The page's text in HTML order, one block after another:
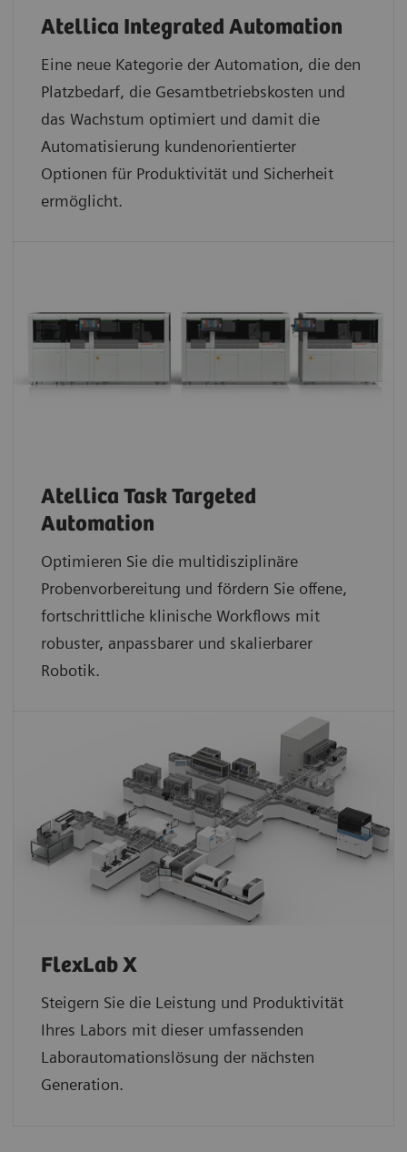
Atellica Integrated Automation
Eine neue Kategorie der Automation, die den
Platzbedarf, die Gesamtbetriebskosten und
das Wachstum optimiert und damit die
Automatisierung kundenorientierter
Optionen für Produktivität und Sicherheit
ermöglicht.
Atellica Task Targeted
Automation
Optimieren Sie die multidisziplinäre
Probenvorbereitung und fördern Sie offene,
fortschrittliche klinische Workflows mit
robuster, anpassbarer und skalierbarer
Robotik.
FlexLab X
Steigern Sie die Leistung und Produktivität
Ihres Labors mit dieser umfassenden
Laborautomationslösung der nächsten
Generation.